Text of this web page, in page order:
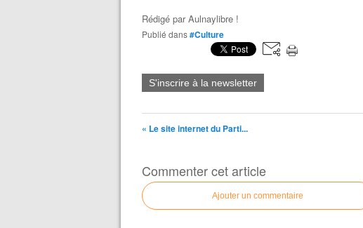
Rédigé parAulnaylibre !
Publié dans#Culture
S'inscrire à la newsletter
« Le site internet du Parti...
Commenter cet article
Ajouter un commentaire